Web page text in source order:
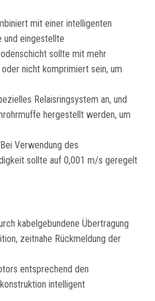
mit einer intelligenten
und eingestellte
sollte mit mehr
nicht komprimiert sein, um
Relaisringsystem an, und
hergestellt werden, um
Verwendung des
sollte auf 0,001 m/s geregelt
kabelgebundene Übertragung
zeitnahe Rückmeldung der
entsprechend den
intelligent